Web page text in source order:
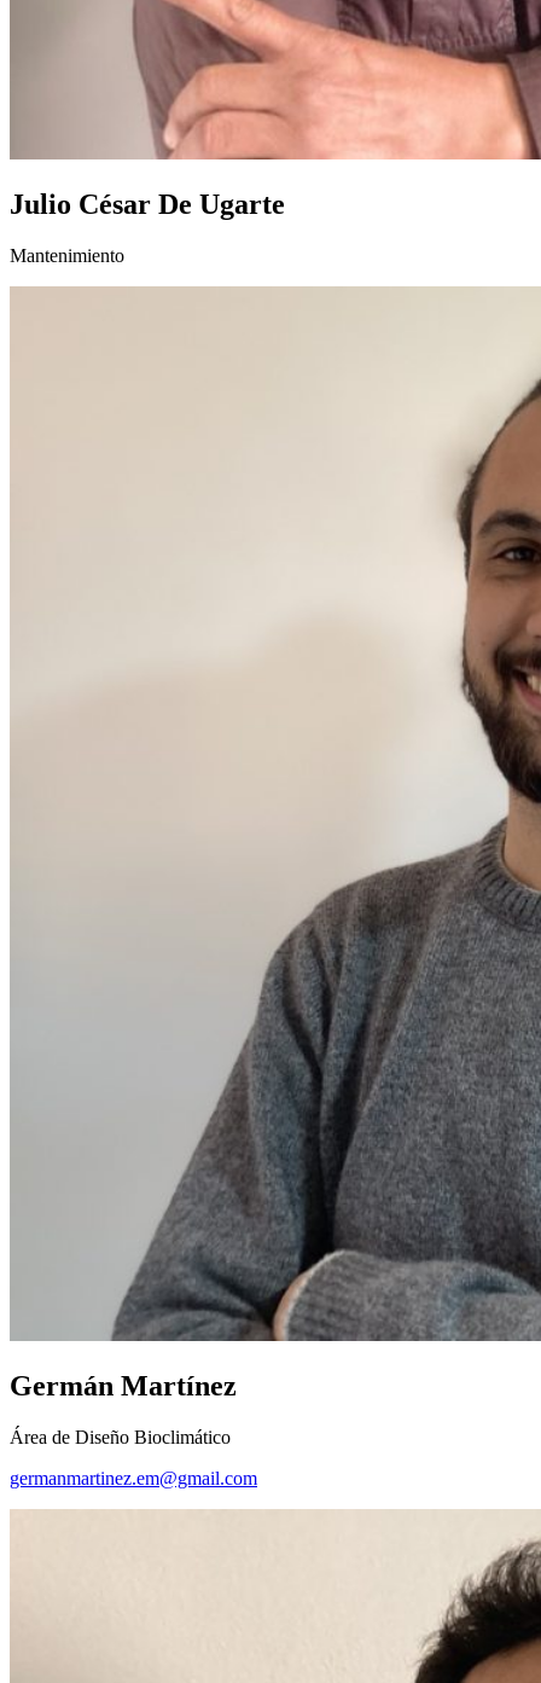
Julio César De Ugarte
Mantenimiento
Germán Martínez
Área de Diseño Bioclimático
germanmartinez.em@gmail.com